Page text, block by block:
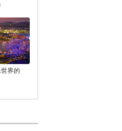
界的